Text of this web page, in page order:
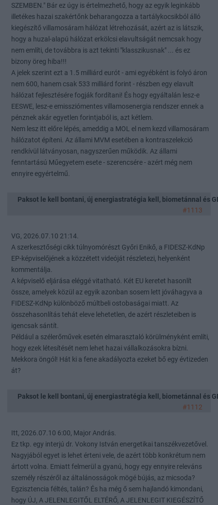
SZEMBEN." Bár ez úgy is értelmezhető, hogy az egyik leginkább
illetékes hazai szakértőnk beharangozza a tartálykocsikból álló
kiegészítő villamosáram hálózat létrehozását, azért az is látszik,
hogy a huzal-alapú hálózat erkölcsi elavultságát nemcsak hogy
nem említi, de továbbra is azt tekinti "klasszikusnak" ... és ez
bizony öreg hiba!!!
A jelek szerint ezt a 1.5 milliárd eurót - ami egyébként is folyó áron
nem 600, hanem csak 533 milliárd forint - részben egy elavult
hálózat fejlesztésére fogják fordítani! És hogy egyáltalán lesz-e
EESWE, lesz-e emissziómentes villamosenergia rendszer ennek a
pénznek akár egyetlen forintjaból is, azt kétlem.
Nem lesz itt előre lépés, ameddig a MOL el nem kezd villamosáram
hálózatot építeni. Az állami MVM esetében a kontraszelekció
rendkívül látványosan, nagyszerűen működik. Az állami
fenntartású Műegyetem esete - szerencsére - azért még nem
ennyire egyértelmű.
Paksot le kell bontani, új energiastratégia kell, biometánnal és
#1113
VG, 2026.07.10 21:14.
A szerkesztőségi cikk túlnyomórészt Győri Enikő, a FIDESZ-KdNp
EP-képviselőjének a közzétett videóját részletezi, helyenként
kommentálja.
A képviselő eljárása eléggé vitatható. Két EU keretet hasonlít
össze, amelyek közül az egyik azonban sosem lett jóváhagyva a
FIDESZ-KdNp különböző múltbeli ostobaságai miatt. Az
összehasonlítás tehát eleve lehetetlen, de azért részleteiben is
igencsak sántít.
Például a szélerőművek esetén elmarasztaló körülményként említi,
hogy ezek létesítését nem lehet hazai vállalkozásokra bízni.
Mekkora öngól! Hát ki a fene akadályozta ezeket bő egy évtizeden
át?
Paksot le kell bontani, új energiastratégia kell, biometánnal és
#1112
Itt, 2026.07.10 6:00, Major András.
Ez tkp. egy interjú dr. Vokony István energetikai tanszékvezetővel.
Nagyjából egyet is lehet érteni vele, de azért több konkrétum nem
ártott volna. Emiatt felmerül a gyanú, hogy egy ennyire releváns
személy részéről az általánosságok mögé bújás, az micsoda?
Egzisztencia féltés, talán? És ha még ő sem hajlandó kimondani,
hogy ÚJ, A JELENLEGITŐL ELTÉRŐ, A JELENLEGIT KIEGÉSZÍTŐ